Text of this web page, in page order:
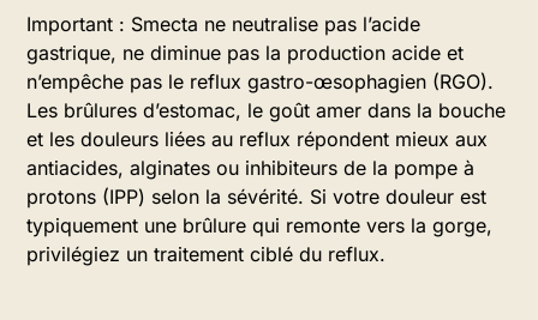
Important : Smecta ne neutralise pas l’acide
gastrique, ne diminue pas la production acide et
n’empêche pas le reflux gastro-œsophagien (RGO).
Les brûlures d’estomac, le goût amer dans la bouche
et les douleurs liées au reflux répondent mieux aux
antiacides, alginates ou inhibiteurs de la pompe à
protons (IPP) selon la sévérité. Si votre douleur est
typiquement une brûlure qui remonte vers la gorge,
privilégiez un traitement ciblé du reflux.